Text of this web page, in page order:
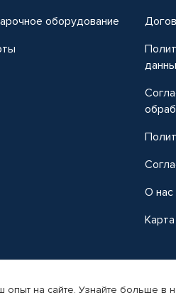
оборудование
О нас
автомобильных товаров Автопрофи.
на сайте. Узнайте больше в